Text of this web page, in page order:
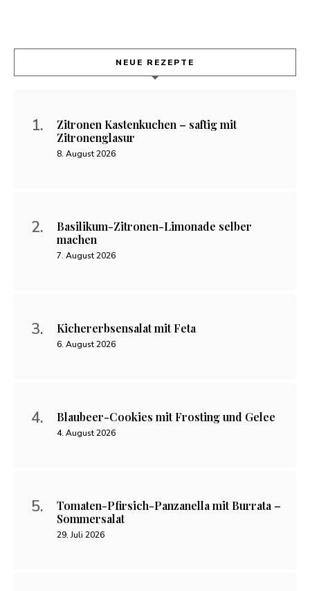
NEUE REZEPTE
Zitronen Kastenkuchen – saftig mit
Zitronenglasur
8. August 2026
Basilikum-Zitronen-Limonade selber
machen
7. August 2026
Kichererbsensalat mit Feta
6. August 2026
Blaubeer-Cookies mit Frosting und Gelee
4. August 2026
Tomaten-Pfirsich-Panzanella mit Burrata –
Sommersalat
29. Juli 2026